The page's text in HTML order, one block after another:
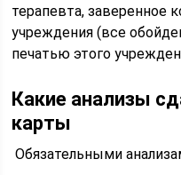
терапевта, заверенное
учреждения (все
печатью этого
Какие анализы
карты
Обязательными